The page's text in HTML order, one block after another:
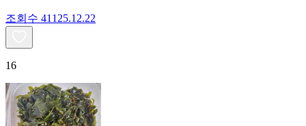
조회수 411 25.12.22
16